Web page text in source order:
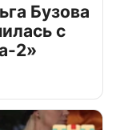
Бузова
с
2»